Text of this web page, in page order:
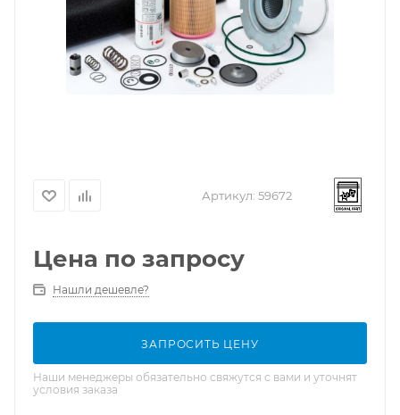
Артикул: 59672
Цена по запросу
Нашли дешевле?
ЗАПРОСИТЬ ЦЕНУ
Наши менеджеры обязательно свяжутся с вами и уточнят
условия заказа